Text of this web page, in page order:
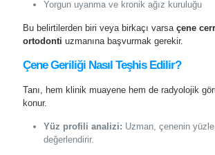
Yorgun uyanma ve kronik ağız kuruluğu
Bu belirtilerden biri veya birkaçı varsa çene
ortodonti uzmanına başvurmak gerekir.
Çene Geriliği Nasıl Teşhis Edilir?
Tanı, hem klinik muayene hem de radyolojik
konur.
Yüz profili analizi: Uzman, çenenin yüzle
değerlendirir.